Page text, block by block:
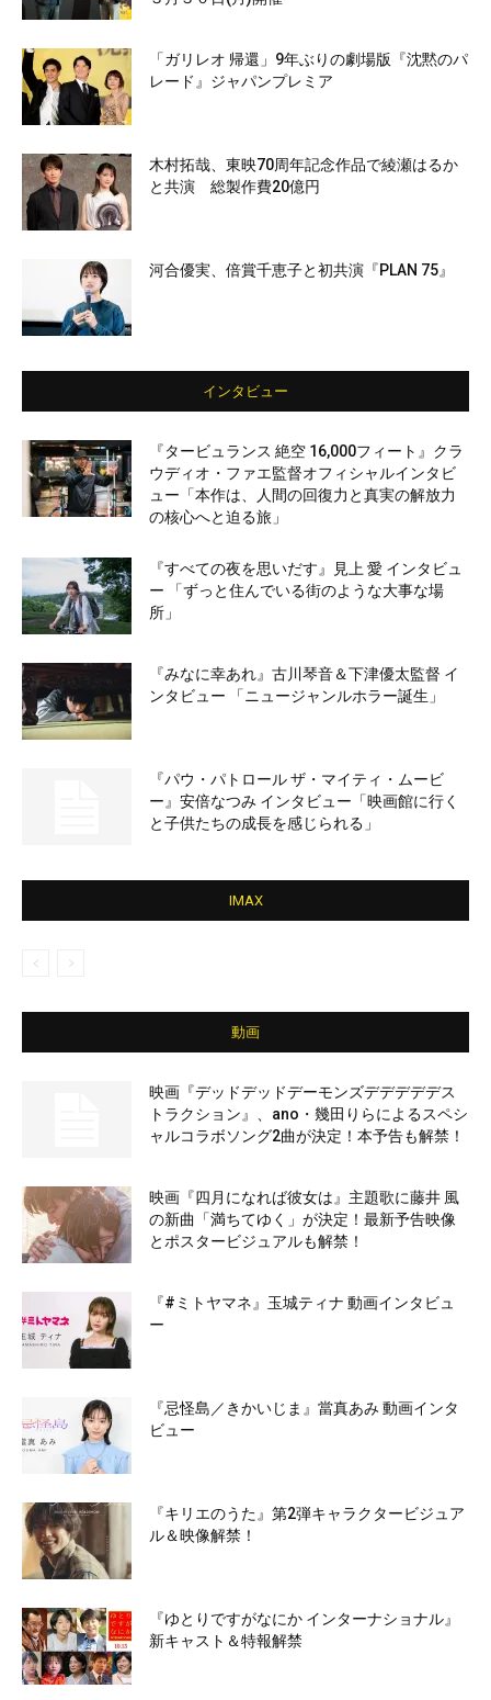
「ガリレオ 帰還」9年ぶりの劇場版『沈黙のパ
レード』ジャパンプレミア
木村拓哉、東映70周年記念作品で綾瀬はるか
と共演 総製作費20億円
河合優実、倍賞千恵子と初共演『PLAN 75』
インタビュー
『タービュランス 絶空 16,000フィート』クラ
ウディオ・ファエ監督オフィシャルインタビ
ュー「本作は、人間の回復力と真実の解放力
の核心へと迫る旅」
『すべての夜を思いだす』見上 愛 インタビュ
ー 「ずっと住んでいる街のような大事な場
所」
『みなに幸あれ』古川琴音＆下津優太監督 イ
ンタビュー 「ニュージャンルホラー誕生」
『パウ・パトロール ザ・マイティ・ムービ
ー』安倍なつみ インタビュー「映画館に行く
と子供たちの成長を感じられる」
IMAX
動画
映画『デッドデッドデーモンズデデデデデス
トラクション』、ano・幾田りらによるスペシ
ャルコラボソング2曲が決定！本予告も解禁！
映画『四月になれば彼女は』主題歌に藤井 風
の新曲「満ちてゆく」が決定！最新予告映像
とポスタービジュアルも解禁！
『#ミトヤマネ』玉城ティナ 動画インタビュ
ー
『忌怪島／きかいじま』當真あみ 動画インタ
ビュー
『キリエのうた』第2弾キャラクタービジュア
ル＆映像解禁！
『ゆとりですがなにか インターナショナル』
新キャスト＆特報解禁